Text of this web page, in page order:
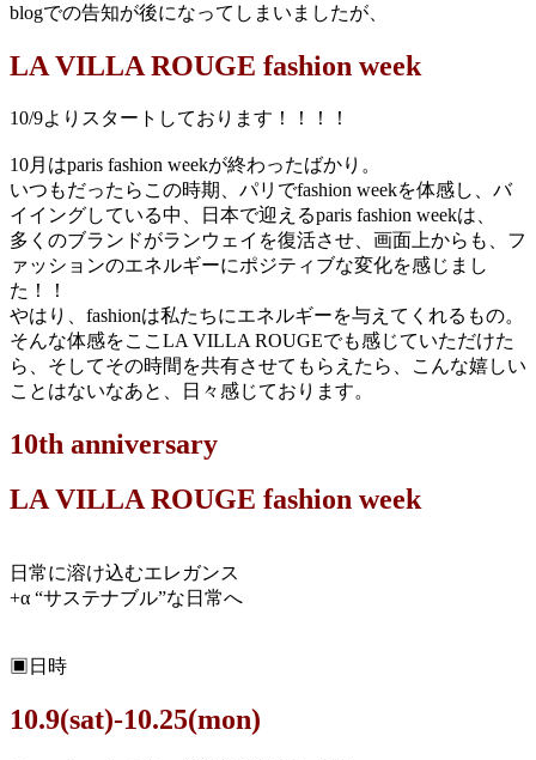
blogでの告知が後になってしまいましたが、
LA VILLA ROUGE fashion week
10/9よりスタートしております！！！！
10月はparis fashion weekが終わったばかり。
いつもだったらこの時期、パリでfashion weekを体感し、バ
イイングしている中、日本で迎えるparis fashion weekは、
多くのブランドがランウェイを復活させ、画面上からも、フ
ァッションのエネルギーにポジティブな変化を感じまし
た！！
やはり、fashionは私たちにエネルギーを与えてくれるもの。
そんな体感をここLA VILLA ROUGEでも感じていただけた
ら、そしてその時間を共有させてもらえたら、こんな嬉しい
ことはないなあと、日々感じております。
10th anniversary
LA VILLA ROUGE fashion week
日常に溶け込むエレガンス
+α “サステナブル”な日常へ
▣日時
10.9(sat)-10.25(mon)